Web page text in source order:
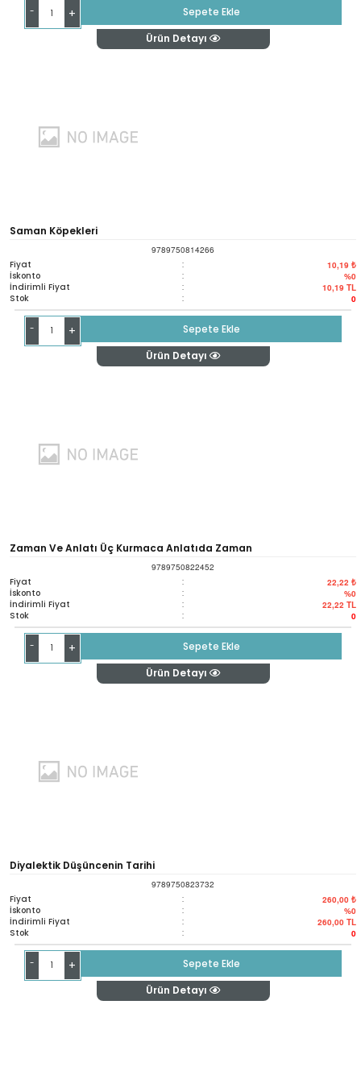
- +
Sepete Ekle
Ürün Detayı
Saman Köpekleri
9789750814266
Fiyat : 10,19 ₺
İskonto : %0
İndirimli Fiyat : 10,19 TL
Stok : 0
- +
Sepete Ekle
Ürün Detayı
Zaman Ve Anlatı Üç Kurmaca Anlatıda Zaman
9789750822452
Fiyat : 22,22 ₺
İskonto : %0
İndirimli Fiyat : 22,22 TL
Stok : 0
- +
Sepete Ekle
Ürün Detayı
Diyalektik Düşüncenin Tarihi
9789750823732
Fiyat : 260,00 ₺
İskonto : %0
İndirimli Fiyat : 260,00 TL
Stok : 0
- +
Sepete Ekle
Ürün Detayı